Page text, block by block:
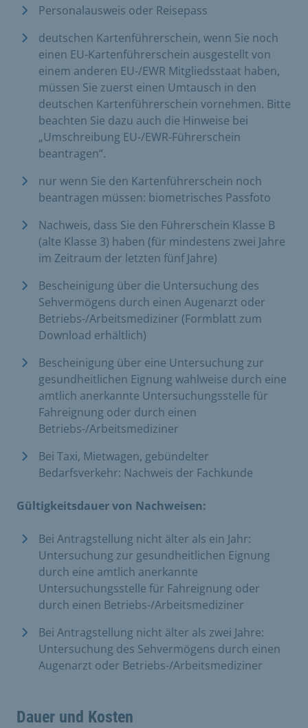
Personalausweis oder Reisepass
deutschen Kartenführerschein, wenn Sie noch
einen EU-Kartenführerschein ausgestellt von
einem anderen EU-/EWR Mitgliedsstaat haben,
müssen Sie zuerst einen Umtausch in den
deutschen Kartenführerschein vornehmen. Bitte
beachten Sie dazu auch die Hinweise bei
„Umschreibung EU-/EWR-Führerschein
beantragen“.
nur wenn Sie den Kartenführerschein noch
beantragen müssen: biometrisches Passfoto
Nachweis, dass Sie den Führerschein Klasse B
(alte Klasse 3) haben (für mindestens zwei Jahre
im Zeitraum der letzten fünf Jahre)
Bescheinigung über die Untersuchung des
Sehvermögens durch einen Augenarzt oder
Betriebs-/Arbeitsmediziner (Formblatt zum
Download erhältlich)
Bescheinigung über eine Untersuchung zur
gesundheitlichen Eignung wahlweise durch eine
amtlich anerkannte Untersuchungsstelle für
Fahreignung oder durch einen
Betriebs-/Arbeitsmediziner
Bei Taxi, Mietwagen, gebündelter
Bedarfsverkehr: Nachweis der Fachkunde
Gültigkeitsdauer von Nachweisen:
Bei Antragstellung nicht älter als ein Jahr:
Untersuchung zur gesundheitlichen Eignung
durch eine amtlich anerkannte
Untersuchungsstelle für Fahreignung oder
durch einen Betriebs-/Arbeitsmediziner
Bei Antragstellung nicht älter als zwei Jahre:
Untersuchung des Sehvermögens durch einen
Augenarzt oder Betriebs-/Arbeitsmediziner
Dauer und Kosten